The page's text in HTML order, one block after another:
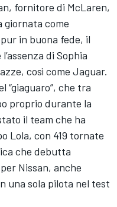
fornitore di McLaren,
giornata come
in buona fede, il
di Sophia
così come Jaguar.
“giaguaro”, che tra
proprio durante la
il team che ha
Lola, con 419 tornate
che debutta
Nissan, anche
una sola pilota nel test